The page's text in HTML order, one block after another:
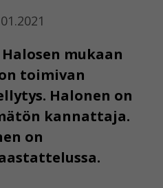
mukaan
toimivan
Halonen on
kannattaja.
on